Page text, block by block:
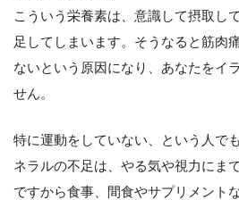
こういう栄養素は、意識して摂取し
足してしまいます。そうなると筋肉
ないという原因になり、あなたをイ
せん。
特に運動をしていない、という人で
ネラルの不足は、やる気や視力にま
ですから食事、間食やサプリメント